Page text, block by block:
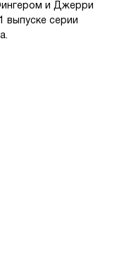
и Джерри
выпуске серии